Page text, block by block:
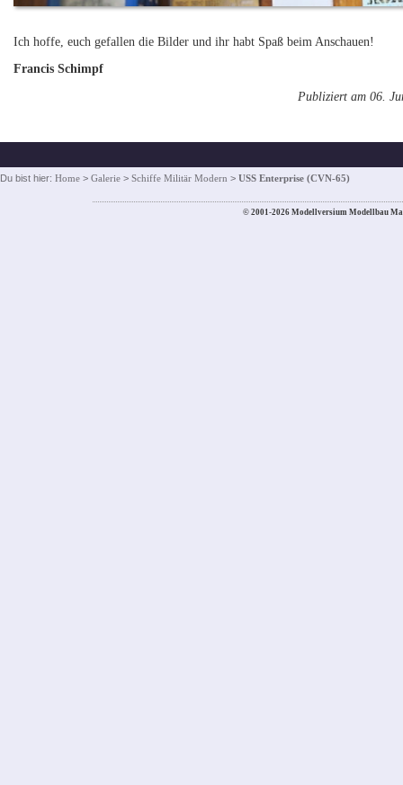
Ich hoffe, euch gefallen die Bilder und ihr habt Spaß beim Anschauen!
Francis Schimpf
Publiziert am 06.
Du bist hier: Home > Galerie > Schiffe Militär Modern > USS Enterprise (CVN-65)
© 2001-2026 Modellversium Modellbau